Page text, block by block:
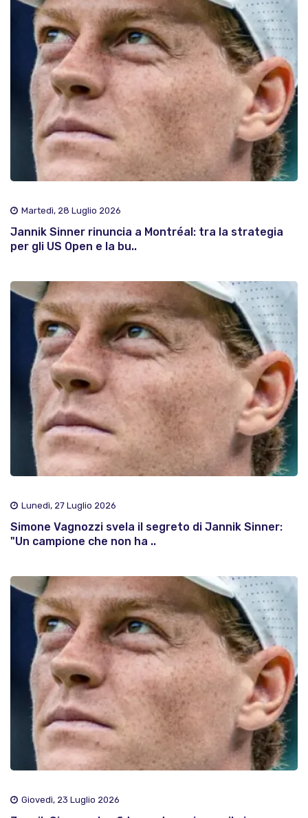
Martedì, 28 Luglio 2026
Jannik Sinner rinuncia a Montréal: tra la strategia
per gli US Open e la bu..
Lunedì, 27 Luglio 2026
Simone Vagnozzi svela il segreto di Jannik Sinner:
"Un campione che non ha ..
Giovedì, 23 Luglio 2026